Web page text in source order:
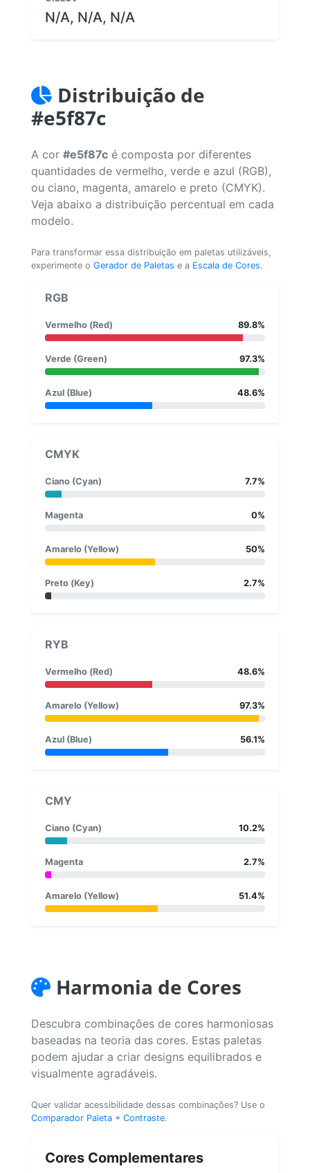
N/A, N/A, N/A
Distribuição de
#e5f87c
A cor #e5f87c é composta por diferentes
quantidades de vermelho, verde e azul (RGB),
ou ciano, magenta, amarelo e preto (CMYK).
Veja abaixo a distribuição percentual em cada
modelo.
Para transformar essa distribuição em paletas utilizáveis,
experimente o Gerador de Paletas e a Escala de Cores.
RGB
Vermelho (Red) 89.8%
Verde (Green) 97.3%
Azul (Blue) 48.6%
CMYK
Ciano (Cyan) 7.7%
Magenta 0%
Amarelo (Yellow) 50%
Preto (Key) 2.7%
RYB
Vermelho (Red) 48.6%
Amarelo (Yellow) 97.3%
Azul (Blue) 56.1%
CMY
Ciano (Cyan) 10.2%
Magenta 2.7%
Amarelo (Yellow) 51.4%
Harmonia de Cores
Descubra combinações de cores harmoniosas
baseadas na teoria das cores. Estas paletas
podem ajudar a criar designs equilibrados e
visualmente agradáveis.
Quer validar acessibilidade dessas combinações? Use o
Comparador Paleta + Contraste.
Cores Complementares